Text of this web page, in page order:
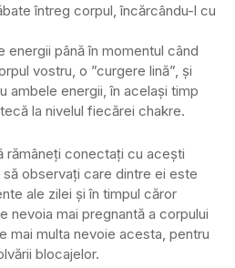
întreg corpul, încărcându-l cu
până în momentul când
vostru, o ”curgere lină”, și
ambele energii, în același timp
la nivelul fiecărei chakre.
rămâneți conectați cu acești
observați care dintre ei este
ale zilei și în timpul căror
nevoia mai pregnantă a corpului
mai multa nevoie acesta, pentru
blocajelor.